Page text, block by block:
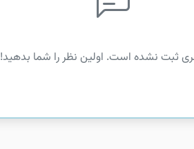
ثبت نشده است. اولین نظر را شما بدهید!